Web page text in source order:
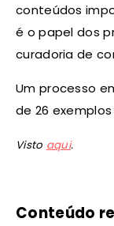
conteúdos
é o papel dos
curadoria de
Um processo
de 26
Visto aqui.
Conteúdo